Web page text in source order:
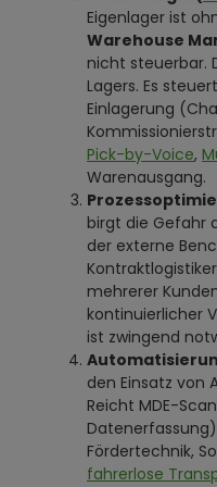
Eigenlager ist
Warehouse
nicht steuerbar.
Lagers. Es
Einlagerung
Pick-by-Voice,
Warenausgang.
birgt die Gefahr
der externe
mehrerer
kontinuierlicher
ist zwingend
den Einsatz von
Reicht MDE-
Fördertechnik,
fahrerlose